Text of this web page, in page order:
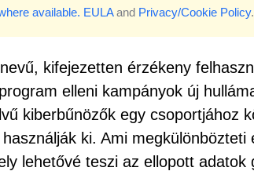
available. EULAand Privacy/Cookie Policy.
kifejezetten érzékeny
elleni kampányok új
kiberbűnözők egy csoportjához
ki. Ami megkülönbözteti
lehetővé teszi az ellopott adatok